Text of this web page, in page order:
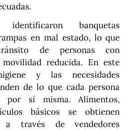
banquetas
en mal estado, lo que
de personas con
reducida. En este
y las necesidades
de lo que cada persona
por sí misma. Alimentos,
básicos se obtienen
a través de vendedores